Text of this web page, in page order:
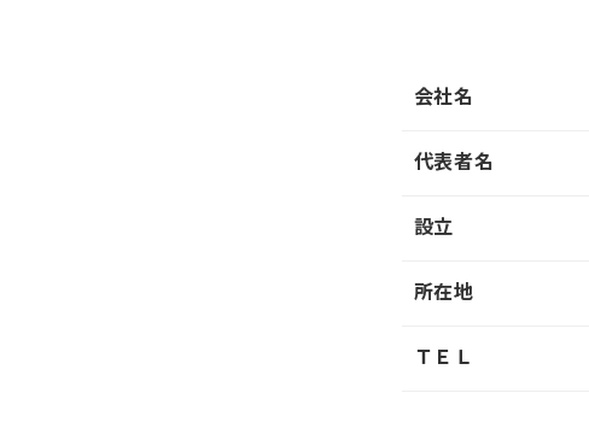
会社名
代表者名
設立
所在地
ＴＥＬ